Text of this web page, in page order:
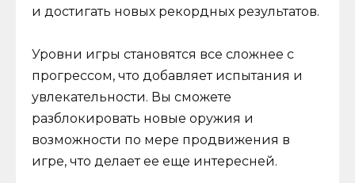
и достигать новых рекордных результатов.
Уровни игры становятся все сложнее с
прогрессом, что добавляет испытания и
увлекательности. Вы сможете
разблокировать новые оружия и
возможности по мере продвижения в
игре, что делает ее еще интересней.